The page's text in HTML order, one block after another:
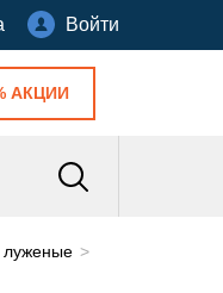
Войти
АКЦИИ
луженые